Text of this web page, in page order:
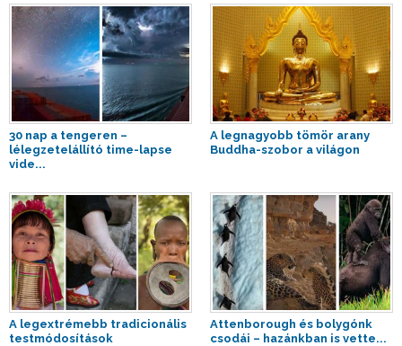
30 nap a tengeren –
lélegzetelállító time-lapse
vide...
A legnagyobb tömör arany
Buddha-szobor a világon
A legextrémebb tradicionális
testmódosítások
Attenborough és bolygónk
csodái – hazánkban is vette...